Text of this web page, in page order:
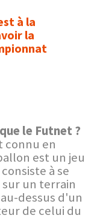
à la
la
le Futnet ?
connu en
est un jeu
à se
un terrain
dessus d'un
de celui du